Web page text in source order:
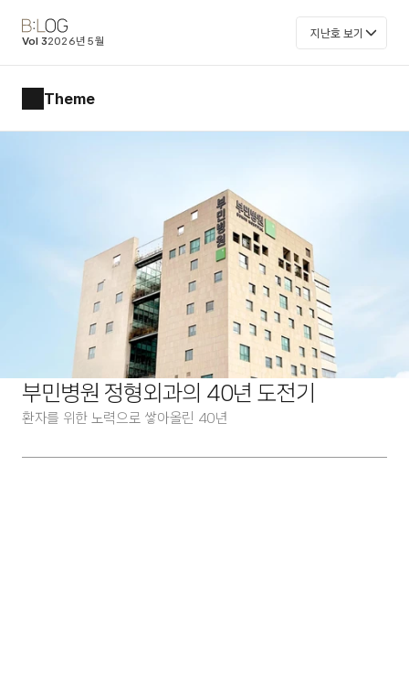
Vol 32026년 5월
지난호 보기
Theme
부민병원 정형외과의 40년 도전기
환자를 위한 노력으로 쌓아올린 40년